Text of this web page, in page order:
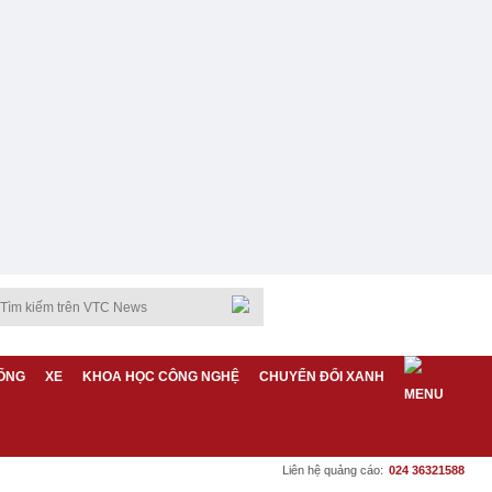
XE KHOA HỌC CÔNG NGHỆ CHUYỂN ĐỔI XANH
Liên hệ quảng cáo: 024 36321588